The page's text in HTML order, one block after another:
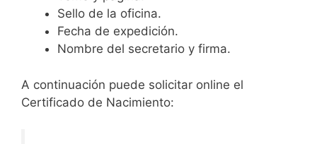
Sello de la oficina.
Fecha de expedición.
Nombre del secretario y firma.
A continuación puede solicitar online el
Certificado de Nacimiento: